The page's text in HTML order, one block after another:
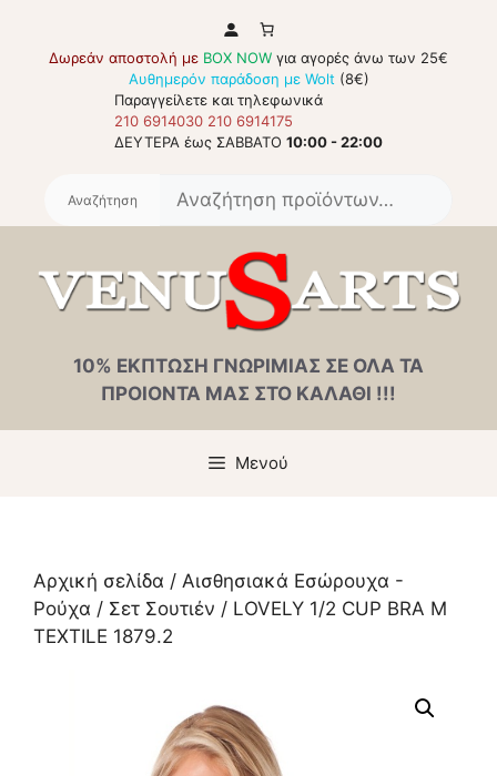
περιεχόμενο
Δωρεάν αποστολή με BOX NOW για αγορές άνω των 25€
Αυθημερόν παράδοση με Wolt (8€)
Παραγγείλετε και τηλεφωνικά
210 6914030 210 6914175
ΔΕΥΤΕΡΑ έως ΣΑΒΒΑΤΟ 10:00 - 22:00
10% ΕΚΠΤΩΣΗ ΓΝΩΡΙΜΙΑΣ ΣΕ ΟΛΑ ΤΑ
ΠΡΟΙΟΝΤΑ ΜΑΣ ΣΤΟ ΚΑΛΑΘΙ !!!
Μενού
Αρχική σελίδα / Αισθησιακά Εσώρουχα -
Ρούχα / Σετ Σουτιέν / LOVELY 1/2 CUP BRA M
TEXTILE 1879.2